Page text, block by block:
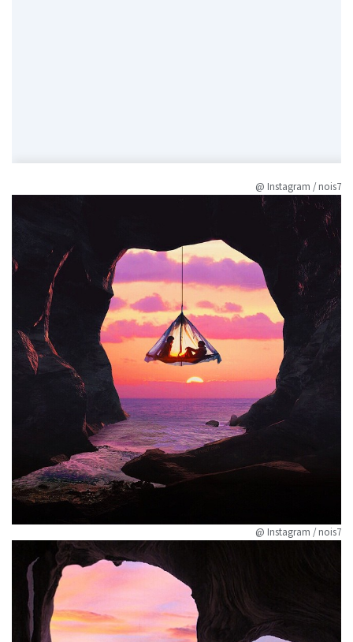
@ Instagram / nois7
@ Instagram / nois7